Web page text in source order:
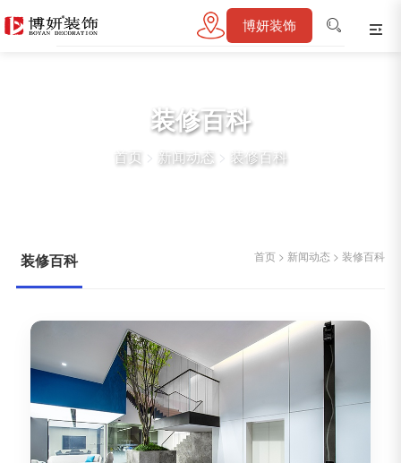
博妍装饰
装修百科
首页 > 新闻动态 > 装修百科
装修百科 首页 > 新闻动态 >装修百科